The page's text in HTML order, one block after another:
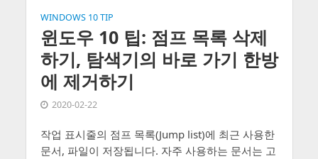
WINDOWS 10 TIP
윈도우 10 팁: 점프 목록 삭제
하기, 탐색기의 바로 가기 한방
에 제거하기
2020-02-22
작업 표시줄의 점프 목록(Jump list)에 최근 사용한
문서, 파일이 저장됩니다. 자주 사용하는 문서는 고